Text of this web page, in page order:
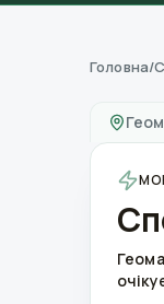
Головна/